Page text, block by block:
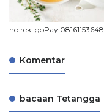
no.rek. goPay 08161153648
Komentar
bacaan Tetangga